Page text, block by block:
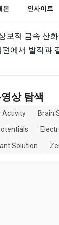
본 인사이트
보적 금속 산
에서 발작과
상 탐색
Activity Brain
Solution